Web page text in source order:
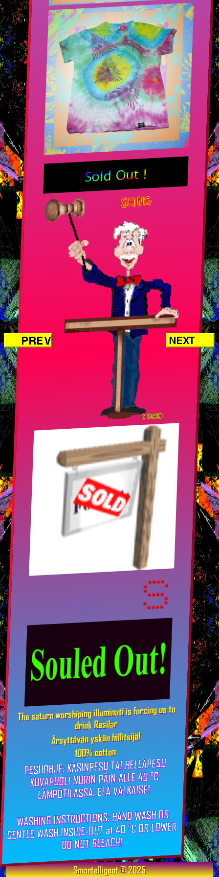
The saturn worshiping illuminati is forcing us to
drink Resilar
Ärsyttävän yskän hillitsijä!
100% cotton
PESUOHJE: KÄSINPESU TAI HELLÄPESU
KUVAPUOLI NURIN PÄIN ALLE 40 °C
LÄMPÖTILASSA. ELÄ VALKAISE!
WASHING INSTRUCTIONS: HAND WASH OR
GENTLE WASH INSIDE-OUT at 40 °C OR LOWER.
DO NOT BLEACH!
Smartelligent @ 2025